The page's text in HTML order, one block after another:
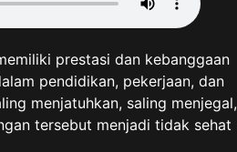
prestasi dan kebanggaan
pendidikan, pekerjaan, dan
menjatuhkan, saling menjegal,
tersebut menjadi tidak sehat